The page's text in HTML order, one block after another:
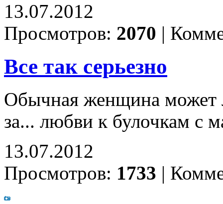
13.07.2012
Просмотров: 2070 |
Все так серьезно
Обычная женщина может
за... любви к булочкам с
13.07.2012
Просмотров: 1733 |